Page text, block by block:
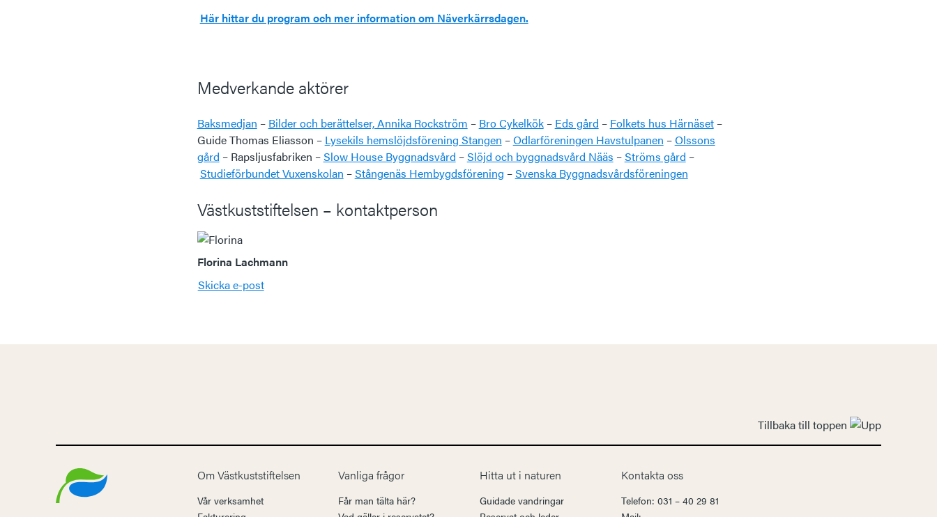
Här hittar du program och mer information om Näverkärrsdagen.
Medverkande aktörer
Baksmedjan – Bilder och berättelser, Annika Rockström – Bro Cykelkök– Eds gård – Folkets hus Härnäset–
Guide Thomas Eliasson – Lysekils hemslöjdsförening Stangen –Odlarföreningen Havstulpanen –Olssons
gård – Rapsljusfabriken –Slow House Byggnadsvård –Slöjd och byggnadsvård Nääs –Ströms gård –
Studieförbundet Vuxenskolan –Stångenäs Hembygdsförening –Svenska Byggnadsvårdsföreningen
Västkuststiftelsen – kontaktperson
Florina Lachmann
Skicka e-post
Tillbaka till toppen
Om Västkuststiftelsen
Vår verksamhet
Vanliga frågor
Får man tälta här?
Hitta ut i naturen
Guidade vandringar
Kontakta oss
Telefon: 031 – 40 29 81